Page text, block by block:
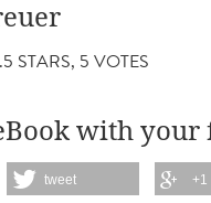
STARS, 5 VOTES
with your
tweet +1